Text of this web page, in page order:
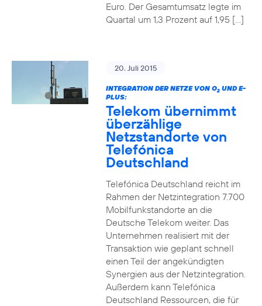
Euro. Der Gesamtumsatz legte im
Quartal um 1,3 Prozent auf 1,95 […]
20. Juli 2015
INTEGRATION DER NETZE VON O2UND E-
PLUS:
Telekom übernimmt
überzählige
Netzstandorte von
Telefónica
Deutschland
Telefónica Deutschland reicht im
Rahmen der Netzintegration 7.700
Mobilfunkstandorte an die
Deutsche Telekom weiter. Das
Unternehmen realisiert mit der
Transaktion wie geplant schnell
einen Teil der angekündigten
Synergien aus der Netzintegration.
Außerdem kann Telefónica
Deutschland Ressourcen, die für